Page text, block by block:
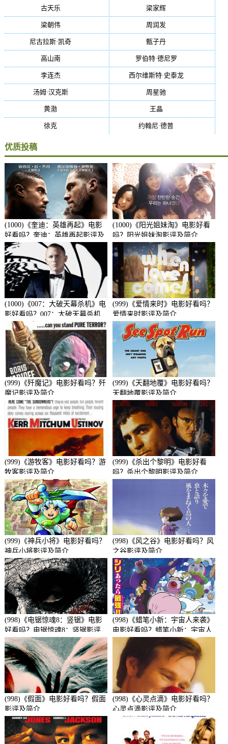
古天乐 梁家辉
梁朝伟(37) 周润发
尼古拉斯·凯奇 甄子丹
高山南(33) 罗伯特·德尼罗
李连杰(29) 西尔维斯特·史泰龙(29)
汤姆·汉克斯(27) 周星驰
黄渤 王晶
徐克 约翰尼·德普
优质投稿
(1000)《奎迪：英雄再起》电影
好看吗？奎迪：英雄再起影评及
简介
(1000)《阳光姐妹淘》电影好看
吗？阳光姐妹淘影评及简介
(1000)《007：大破天幕杀机》电
影好看吗？007：大破天幕杀机
影评及简介
(999)《爱情来时》电影好看吗？
爱情来时影评及简介
(999)《歼魔记》电影好看吗？歼
魔记影评及简介
(999)《天翻地覆》电影好看吗？
天翻地覆影评及简介
(999)《游牧客》电影好看吗？游
牧客影评及简介
(999)《杀出个黎明》电影好看
吗？杀出个黎明影评及简介
(999)《神兵小将》电影好看吗？
神兵小将影评及简介
(998)《风之谷》电影好看吗？风
之谷影评及简介
(998)《电锯惊魂8：竖锯》电影
好看吗？电锯惊魂8：竖锯影评
及简介
(998)《蜡笔小新：宇宙人来袭》
电影好看吗？蜡笔小新：宇宙人
来袭影评及简介
(998)《假面》电影好看吗？假面
影评及简介
(998)《心灵点滴》电影好看吗？
心灵点滴影评及简介